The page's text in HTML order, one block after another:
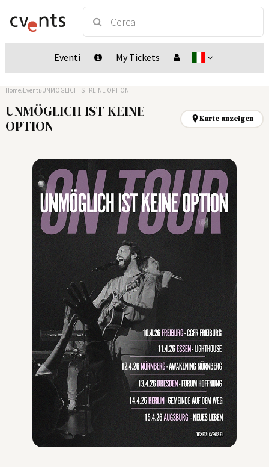
Eventi My Tickets
Home Eventi UNMÖGLICH IST KEINE OPTION
UNMÖGLICH IST KEINE
OPTION
Karte anzeigen